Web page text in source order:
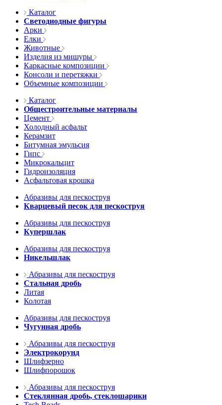
Каталог
Светодиодные фигуры
Арки
Елки
Животные
Изделия из мишуры
Каркасные композиции
Консоли и перетяжки
Объемные композиции
Каталог
Общестроительные материалы
Цемент
Холодный асфальт
Керамзит
Битумная эмульсия
Гипс
Микрокальцит
Гидроизоляция
Асфальтовая крошка
Абразивы для пескоструя
Кварцевый песок для пескоструя
Абразивы для пескоструя
Купершлак
Абразивы для пескоструя
Никельшлак
Абразивы для пескоструя
Стальная дробь
Литая
Колотая
Абразивы для пескоструя
Чугунная дробь
Абразивы для пескоструя
Электрокорунд
Шлифзерно
Шлифпорошок
Абразивы для пескоструя
Стеклянная дробь, стеклошарики